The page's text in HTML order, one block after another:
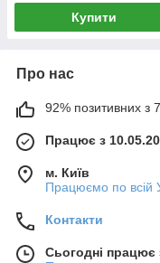
Купити
Про нас
92% позитивних з
Працює з
м. Київ
Працюємо по всій
Контакти
Сьогодні працює